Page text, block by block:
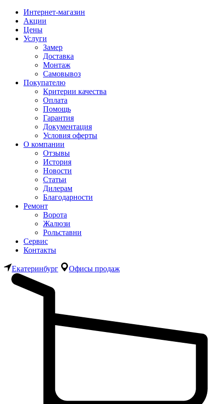
Интернет-магазин
Акции
Цены
Услуги
Замер
Доставка
Монтаж
Самовывоз
Покупателю
Критерии качества
Оплата
Помощь
Гарантия
Документация
Условия оферты
О компании
Отзывы
История
Новости
Статьи
Дилерам
Благодарности
Ремонт
Ворота
Жалюзи
Рольставни
Сервис
Контакты
Екатеринбург Офисы продаж